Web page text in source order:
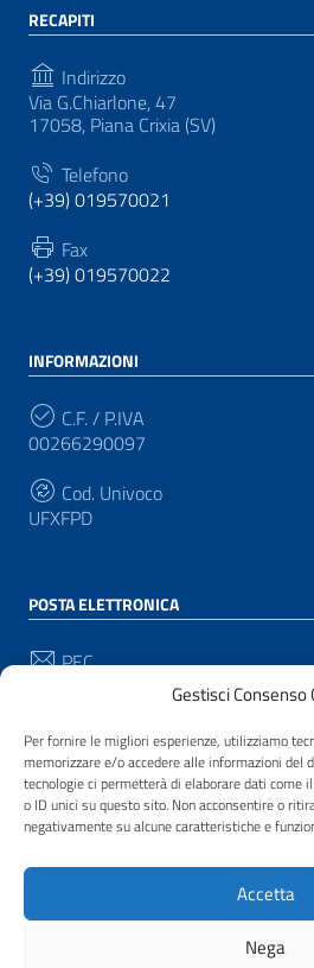
Gestisci Consenso
Per fornire le migliori esperienze, utilizziamo
memorizzare e/o accedere alle informazioni del
tecnologie ci permetterà di elaborare dati come
o ID unici su questo sito. Non acconsentire o
negativamente su alcune caratteristiche e
Accetta
Nega
RECAPITI
Indirizzo
Via G.Chiarlone, 47
17058, Piana Crixia (SV)
Telefono
(+39) 019570021
Fax
(+39) 019570022
INFORMAZIONI
C.F. / P.IVA
00266290097
Cod. Univoco
UFXFPD
POSTA ELETTRONICA
PEC
Email
protocollo@comune.pianacrixia.sv.it
Sezione Link UtiliNote legali
| Realizzato con